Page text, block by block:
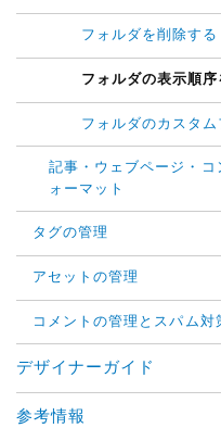
フォルダを削除する
フォルダの表示順
フォルダのカスタム
記事・ウェブページ・
ォーマット
タグの管理
アセットの管理
コメントの管理とスパム対
デザイナーガイド
参考情報